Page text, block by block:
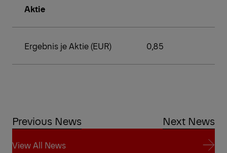
Aktie
Ergebnis je Aktie (EUR) 0,85
Previous News Next News
View All News